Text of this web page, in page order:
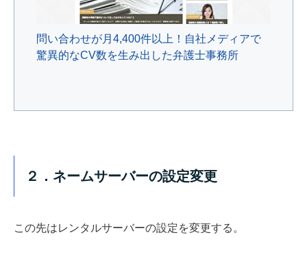
問い合わせが月4,400件以上！自社メディアで
驚異的なCV数を生み出した弁護士事務所
２．ネームサーバーの設定変更
この先はレンタルサーバーの設定を変更する。